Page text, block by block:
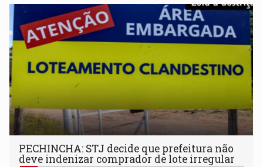
PECHINCHA: STJ decide que prefeitura não
deve indenizar comprador de lote irregular